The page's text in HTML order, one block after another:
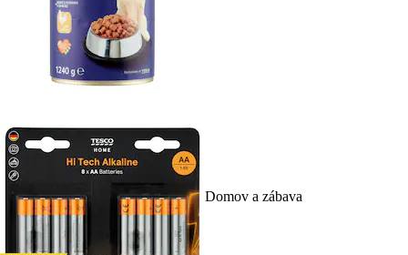
Domov a zábava